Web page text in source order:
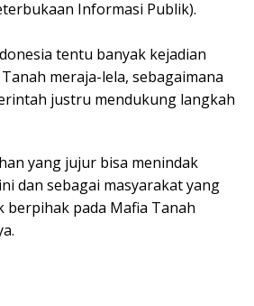
Informasi Publik).
tentu banyak kejadian
meraja-lela, sebagaimana
justru mendukung langkah
yang jujur bisa menindak
dan sebagai masyarakat yang
berpihak pada Mafia Tanah